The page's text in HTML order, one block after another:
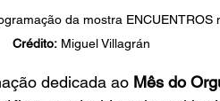
da mostra ENCUENTROS
Crédito: Miguel Villagrán
dedicada ao Mês do